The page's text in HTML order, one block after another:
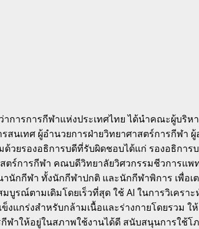
าการการกีฬาแห่งประเทศไทย ได้นำคณะผู้บริห
สนเทศ ผู้อำนวยการฝ่ายวิทยาศาสตร์การกีฬ
วยรองอธิการบดีที่รับผิดชอบได้แก่ รองอธิกา
ร์การกีฬา คณบดีวิทยาลัยวิศวกรรมชีวการแ
นักกีฬา ทั้งนักกีฬาปกติ และนักกีฬาพิการ เพื่
รณ์ตามเดิมโดยเร็วที่สุด ใช้ AI ในการวิเคร
งแกร่งสำหรับกล้ามเนื้อและร่างกายโดยรว
กีฬาให้อยู่ในสภาพใช้งานได้ดี สนับสนุนการใ